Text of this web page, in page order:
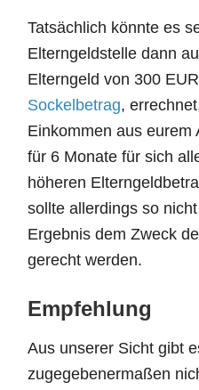
Tatsächlich könnte es
Elterngeldstelle dann
Elterngeld von 300
Sockelbetrag,
Einkommen aus eurem
für 6 Monate für sich
höheren
sollte allerdings so
Ergebnis dem Zweck
gerecht werden.
Empfehlung
Aus unserer Sicht gibt
zugegebenermaßen